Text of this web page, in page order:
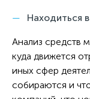
Находиться
Анализ средств
куда движется
иных сфер
собираются и